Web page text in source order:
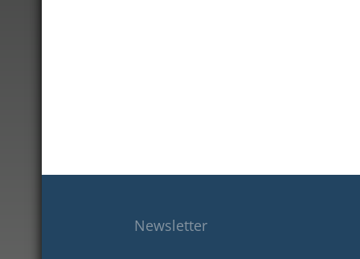
Newsletter